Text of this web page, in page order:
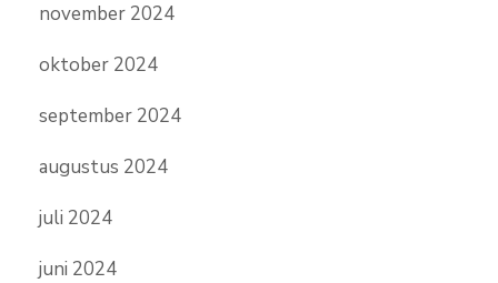
november 2024
oktober 2024
september 2024
augustus 2024
juli 2024
juni 2024